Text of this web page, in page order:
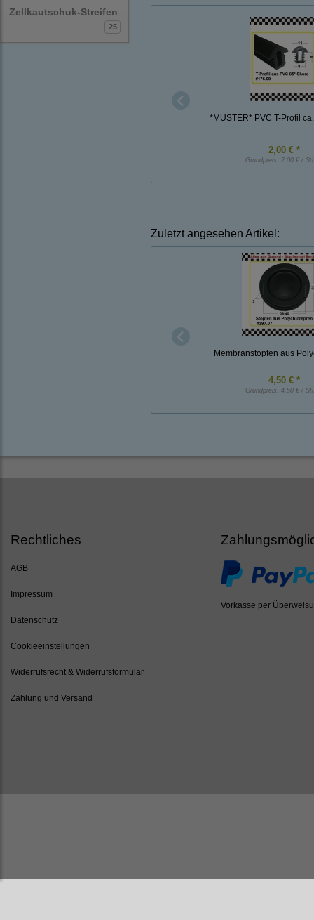
Zellkautschuk-Streifen
25
*MUSTER* PVC T-Profil
2,00 € *
Grundpreis: 2,00 € /
Zuletzt angesehen Artikel:
Membranstopfen aus
4,50 € *
Grundpreis: 4,50 € /
Rechtliches
AGB
Impressum
Datenschutz
Cookieeinstellungen
Widerrufsrecht & Widerrufsformular
Zahlung und Versand
Vorkasse per